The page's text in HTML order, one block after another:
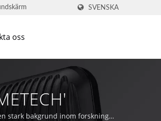
SVENSKA
oss
stark bakgrund inom forskning